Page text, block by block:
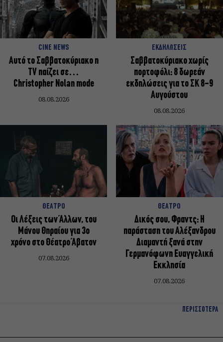
CINE NEWS
Αυτό το Σαββατοκύριακο η
TV παίζει σε…
Christopher Nolan mode
08.08.2026
ΕΚΔΗΛΩΣΕΙΣ
Σαββατοκύριακο χωρίς
πορτοφόλι: 8 δωρεάν
εκδηλώσεις για το ΣΚ 8-9
Αυγούστου
08.08.2026
ΘΕΑΤΡΟ
Οι Λέξεις των Άλλων, του
Μάνου Θηραίου για 3ο
χρόνο στο Θέατρο Άβατον
07.08.2026
ΘΕΑΤΡΟ
Δικός σου, Φραντς: Η
παράσταση του Αλέξανδρου
Διαμαντή ξανά στην
Γερμανόφωνη Ευαγγελική
Εκκλησία
07.08.2026
ΠΕΡΙΣΣΟΤΕΡΑ